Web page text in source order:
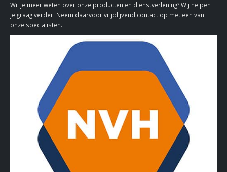
Wil je meer weten over onze producten en dienstverlening? Wij helpen
je graag verder. Neem daarvoor vrijblijvend contact op met een van
onze specialisten.